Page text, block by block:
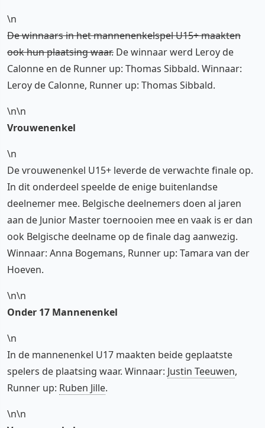
\n
De winnaars in het mannenenkelspel U15+ maakten
ook hun plaatsing waar. De winnaar werd Leroy de
Calonne en de Runner up: Thomas Sibbald. Winnaar:
Leroy de Calonne, Runner up: Thomas Sibbald.
\n\n
Vrouwenenkel
\n
De vrouwenenkel U15+ leverde de verwachte finale op.
In dit onderdeel speelde de enige buitenlandse
deelnemer mee. Belgische deelnemers doen al jaren
aan de Junior Master toernooien mee en vaak is er dan
ook Belgische deelname op de finale dag aanwezig.
Winnaar: Anna Bogemans, Runner up: Tamara van der
Hoeven.
\n\n
Onder 17 Mannenenkel
\n
In de mannenenkel U17 maakten beide geplaatste
spelers de plaatsing waar. Winnaar: Justin Teeuwen,
Runner up: Ruben Jille.
\n\n